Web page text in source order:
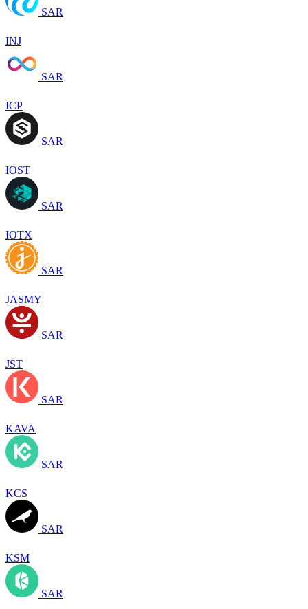
SAR
INJ
SAR
ICP
SAR
IOST
SAR
IOTX
SAR
JASMY
SAR
JST
SAR
KAVA
SAR
KCS
SAR
KSM
SAR